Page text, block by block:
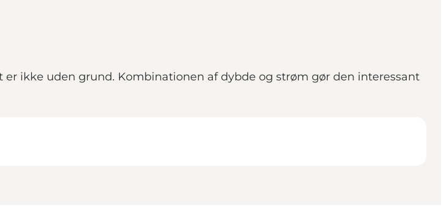
ikke uden grund. Kombinationen af dybde og strøm gør den interessant